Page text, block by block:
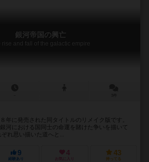
銀河帝国の興亡
rise and fall of the galactic empire
年に発売された同タイトルのリメイク版です。
河における国同士の命運を賭けた争いを描いて
れ思い描いた道へと...
9
経験あり
4
お気に入り
43
持ってる